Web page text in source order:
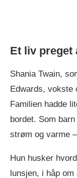
Et liv preget
Shania Twain,
Edwards, vokste
Familien hadde
bordet. Som
strøm og varme
Hun husker
lunsjen, i håp